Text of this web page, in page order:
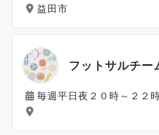
益田市
フットサルチ
毎週平日夜２０時～２２